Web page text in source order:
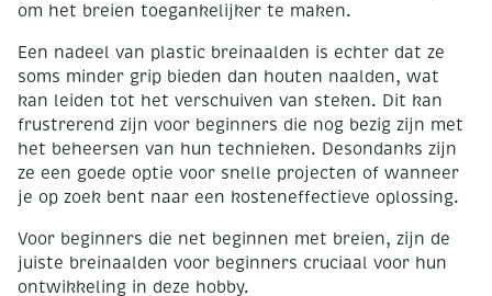
om het breien toegankelijker te maken.
Een nadeel van plastic breinaalden is echter dat ze
soms minder grip bieden dan houten naalden, wat
kan leiden tot het verschuiven van steken. Dit kan
frustrerend zijn voor beginners die nog bezig zijn met
het beheersen van hun technieken. Desondanks zijn
ze een goede optie voor snelle projecten of wanneer
je op zoek bent naar een kosteneffectieve oplossing.
Voor beginners die net beginnen met breien, zijn de
juiste breinaalden voor beginners cruciaal voor hun
ontwikkeling in deze hobby.